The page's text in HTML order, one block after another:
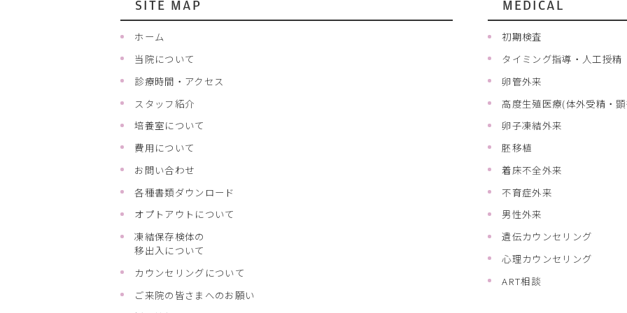
SITE MAP
ホーム
当院について
診療時間・アクセス
スタッフ紹介
培養室について
費用について
お問い合わせ
各種書類ダウンロード
オプトアウトについて
凍結保存検体の
移出入について
カウンセリングについて
ご来院の皆さまへのお願い
MEDICAL
初期検査
タイミング指導・人工授精
卵管外来
高度生殖医療(体外受精・
卵子凍結外来
胚移植
着床不全外来
不育症外来
男性外来
遺伝カウンセリング
心理カウンセリング
ART相談